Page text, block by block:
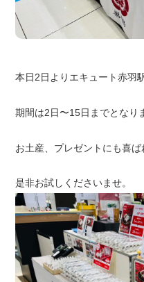
本日2日よりエキュート赤羽
期間は2日〜15日までとなり
お土産、プレゼントにも喜ば
是非お試しくださいませ。